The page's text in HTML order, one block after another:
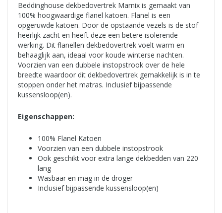
Beddinghouse dekbedovertrek Marnix is gemaakt van
100% hoogwaardige flanel katoen. Flanel is een
opgeruwde katoen. Door de opstaande vezels is de stof
heerlijk zacht en heeft deze een betere isolerende
werking. Dit flanellen dekbedovertrek voelt warm en
behaaglijk aan, ideaal voor koude winterse nachten.
Voorzien van een dubbele instopstrook over de hele
breedte waardoor dit dekbedovertrek gemakkelijk is in te
stoppen onder het matras. Inclusief bijpassende
kussensloop(en).
Eigenschappen:
100% Flanel Katoen
Voorzien van een dubbele instopstrook
Ook geschikt voor extra lange dekbedden van 220
lang
Wasbaar en mag in de droger
Inclusief bijpassende kussensloop(en)